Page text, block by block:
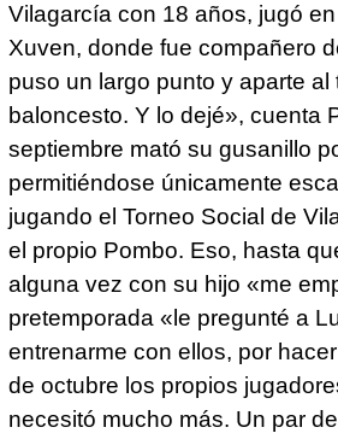
Vilagarcía con 18 años, jugó
Xuven, donde fue compañero
puso un largo punto y aparte
baloncesto. Y lo dejé», cuenta
septiembre mató su gusanillo
permitiéndose únicamente
jugando el Torneo Social de
el propio Pombo. Eso, hasta
alguna vez con su hijo «me
pretemporada «le pregunté a
entrenarme con ellos, por
de octubre los propios
necesitó mucho más. Un par